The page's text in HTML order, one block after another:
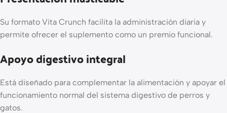
Su formato Vita Crunch facilita la administración diaria y
permite ofrecer el suplemento como un premio funcional.
Apoyo digestivo integral
Está diseñado para complementar la alimentación y apoyar el
funcionamiento normal del sistema digestivo de perros y
gatos.